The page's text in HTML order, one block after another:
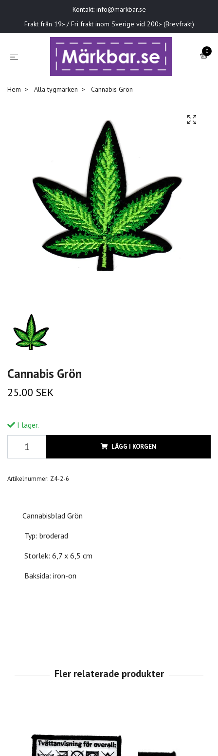
Kontakt: info@markbar.se
Frakt från 19:- / Fri frakt inom Sverige vid 200:- (Brevfrakt)
0
Hem Alla tygmärken Cannabis Grön
Cannabis Grön
25.00 SEK
I lager.
LÄGG I KORGEN
Artikelnummer: Z4-2-6
Cannabisblad Grön
Typ: broderad
Storlek: 6,7 x 6,5 cm
Baksida: iron-on